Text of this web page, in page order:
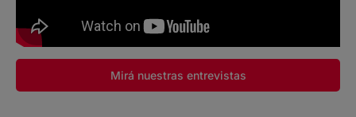
Mirá nuestras entrevistas